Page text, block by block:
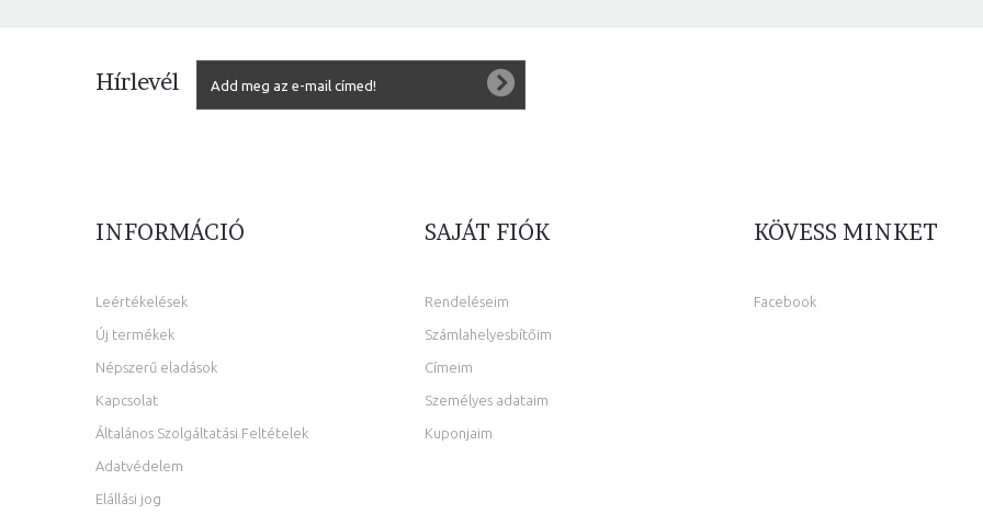
Hírlevél
INFORMÁCIÓ
Leértékelések
Új termékek
Népszerű eladások
Kapcsolat
Általános Szolgáltatási Feltételek
Adatvédelem
Elállási jog
SAJÁT FIÓK
Rendeléseim
Számlahelyesbítőim
Címeim
Személyes adataim
Kuponjaim
KÖVESS MINKET
Facebook